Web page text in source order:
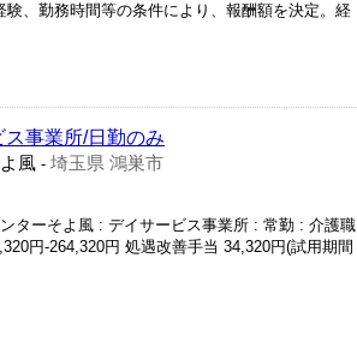
、勤務時間等の条件により、報酬額を決定。経
事業所/日勤のみ
風 - 埼玉県 鴻巣市
ターそよ風 : デイサービス事業所 : 常勤 : 介護職
円-264,320円 処遇改善手当 34,320円(試用期間